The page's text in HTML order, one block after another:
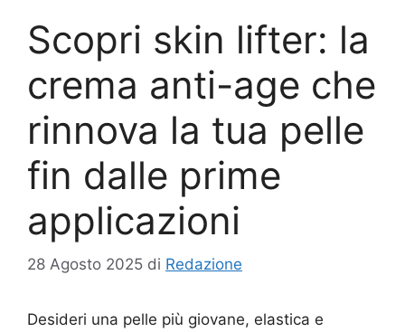
Scopri skin lifter: la
crema anti-age che
rinnova la tua pelle
fin dalle prime
applicazioni
28 Agosto 2025 di Redazione
Desideri una pelle più giovane, elastica e